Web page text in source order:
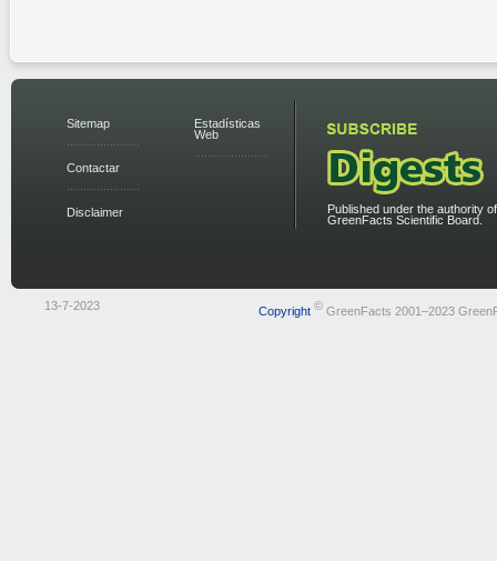
Sitemap
Contactar
Disclaimer
Estadísticas
Web
Published under the authority
GreenFacts Scientific Board.
13-7-2023 Copyright ©GreenFacts 2001–2023